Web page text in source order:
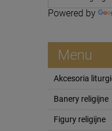
Powered by
Menu
Akcesoria
Banery religijne
Figury religijne